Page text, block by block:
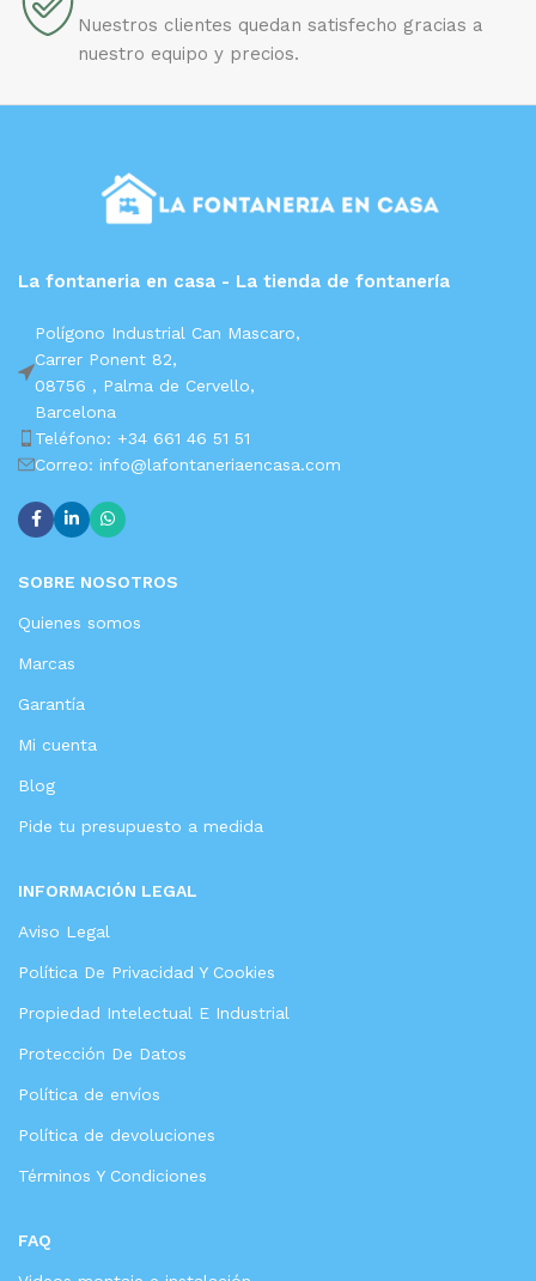
Nuestros clientes quedan satisfecho gracias a
nuestro equipo y precios.
La fontaneria en casa - La tienda de fontanería
Polígono Industrial Can Mascaro,
Carrer Ponent 82,
08756 , Palma de Cervello,
Barcelona
Teléfono: +34 661 46 51 51
Correo: info@lafontaneriaencasa.com
SOBRE NOSOTROS
Quienes somos
Marcas
Garantía
Mi cuenta
Blog
Pide tu presupuesto a medida
INFORMACIÓN LEGAL
Aviso Legal
Política De Privacidad Y Cookies
Propiedad Intelectual E Industrial
Protección De Datos
Política de envíos
Política de devoluciones
Términos Y Condiciones
FAQ